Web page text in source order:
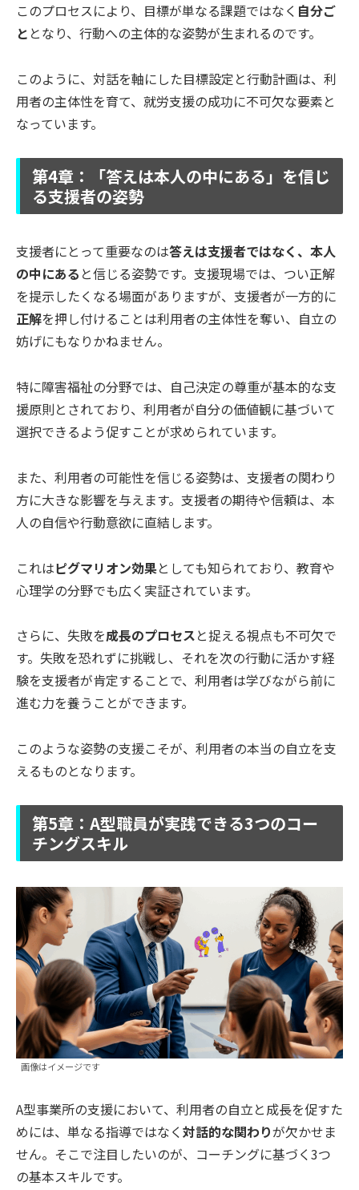
このプロセスにより、目標が単なる課題ではなく 自分ご
と となり、行動への主体的な姿勢が生まれるのです。
このように、対話を軸にした目標設定と行動計画は、利
用者の主体性を育て、就労支援の成功に不可欠な要素と
なっています。
第4章：「答えは本人の中にある」を信じ
る支援者の姿勢
支援者にとって重要なのは答えは支援者ではなく、本人
の中にある と信じる姿勢です。支援現場では、つい正解
を提示したくなる場面がありますが、支援者が一方的に
正解を押し付けることは利用者の主体性を奪い、自立の
妨げにもなりかねません。
特に障害福祉の分野では、自己決定の尊重が基本的な支
援原則とされており、利用者が自分の価値観に基づいて
選択できるよう促すことが求められています。
また、利用者の可能性を信じる姿勢は、支援者の関わり
方に大きな影響を与えます。支援者の期待や信頼は、本
人の自信や行動意欲に直結します。
これはピグマリオン効果としても知られており、教育や
心理学の分野でも広く実証されています。
さらに、失敗を成長のプロセスと捉える視点も不可欠で
す。失敗を恐れずに挑戦し、それを次の行動に活かす経
験を支援者が肯定することで、利用者は学びながら前に
進む力を養うことができます。
このような姿勢の支援こそが、利用者の本当の自立を支
えるものとなります。
第5章：A型職員が実践できる3つのコー
チングスキル
画像はイメージです
A型事業所の支援において、利用者の自立と成長を促すた
めには、単なる指導ではなく対話的な関わりが欠かせま
せん。そこで注目したいのが、コーチングに基づく3つ
の基本スキルです。